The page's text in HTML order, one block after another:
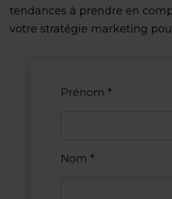
tendances à prendre en
votre stratégie marketing
Prénom *
Nom *